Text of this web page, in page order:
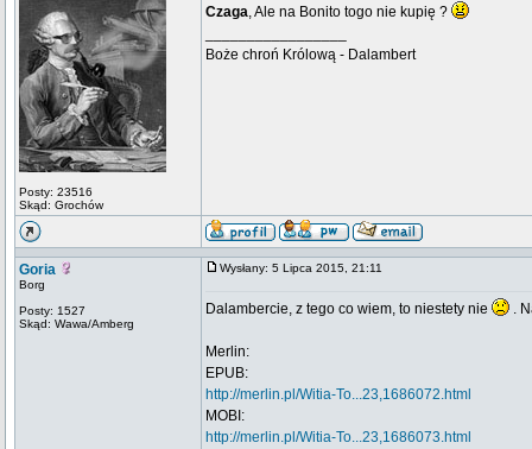
Posty: 23516
Skąd: Grochów
Czaga, Ale na Bonito togo nie kupię ?
Boże chroń Królową - Dalambert
Goria
Borg
Posty: 1527
Skąd: Wawa/Amberg
Wysłany: 5 Lipca 2015, 21:11
Dalambercie, z tego co wiem, to niestety nie .
Merlin:
EPUB:
http://merlin.pl/Witia-To...23,1686072.html
MOBI:
http://merlin.pl/Witia-To...23,1686073.html